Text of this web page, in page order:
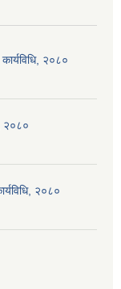
२०८०
२०८०
२०८०